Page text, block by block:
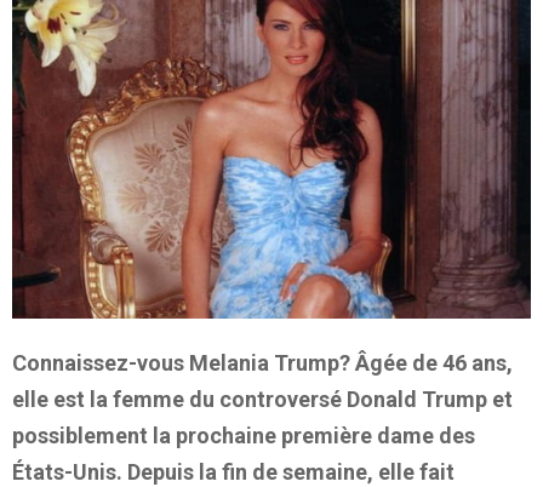
Connaissez-vous Melania Trump? Âgée de 46 ans,
elle est la femme du controversé Donald Trump et
possiblement la prochaine première dame des
États-Unis. Depuis la fin de semaine, elle fait